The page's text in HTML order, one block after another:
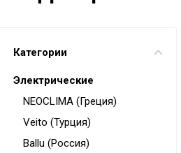
Увлажнители воздуха
Мойки воздуха
Водонагреватели
Категории
Электрические
NEOCLIMA (Греция)
Veito (Турция)
Ballu (Россия)